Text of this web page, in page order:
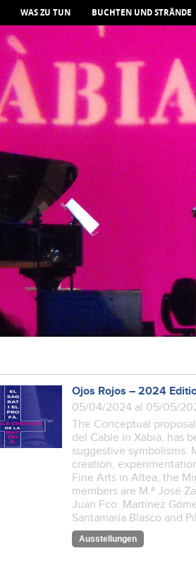
WAS ZU TUN BUCHTEN UND STRÄNDE
Ojos Rojos – 2024
05/04/2024 al 05/05/
The Conceptual
del Cable in Xàbia, has
suggestive symbolisms.
creation,
Fine Arts in Altea, the
members are M.ª José
Juan Fco. Martínez
Santamaría Blasco and
Ausstellungen